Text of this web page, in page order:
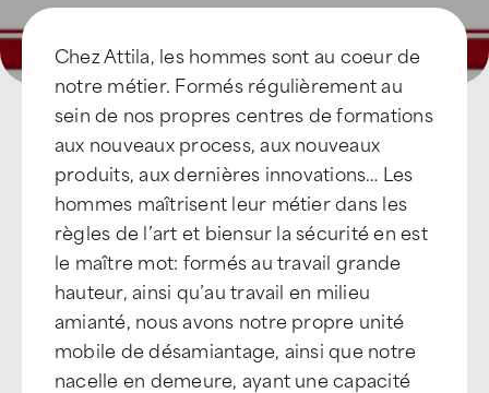
Chez Attila, les hommes sont au coeur de
notre métier. Formés régulièrement au
sein de nos propres centres de formations
aux nouveaux process, aux nouveaux
produits, aux dernières innovations… Les
hommes maîtrisent leur métier dans les
règles de l’art et biensur la sécurité en est
le maître mot: formés au travail grande
hauteur, ainsi qu’au travail en milieu
amianté, nous avons notre propre unité
mobile de désamiantage, ainsi que notre
nacelle en demeure, ayant une capacité